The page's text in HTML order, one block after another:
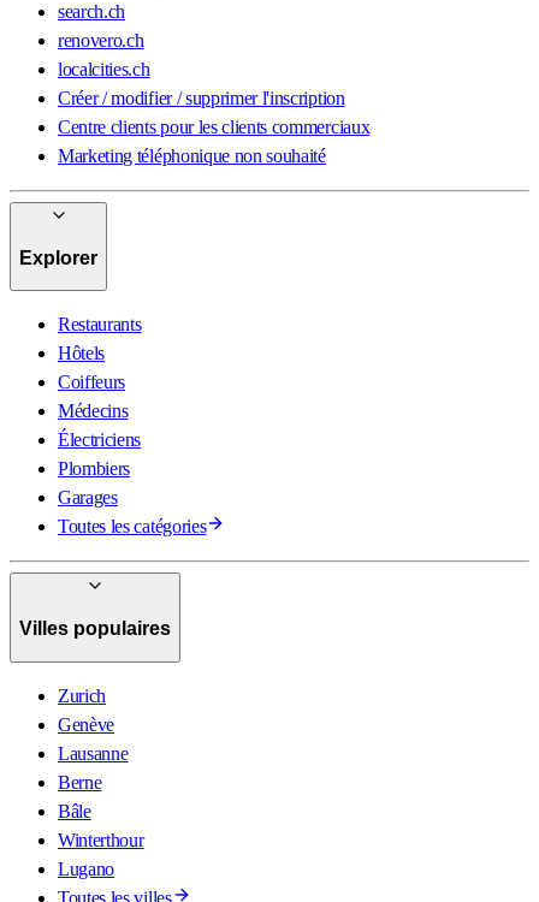
search.ch
renovero.ch
localcities.ch
Créer / modifier / supprimer l'inscription
Centre clients pour les clients commerciaux
Marketing téléphonique non souhaité
Explorer
Restaurants
Hôtels
Coiffeurs
Médecins
Électriciens
Plombiers
Garages
Toutes les catégories
Villes populaires
Zurich
Genève
Lausanne
Berne
Bâle
Winterthour
Lugano
Toutes les villes